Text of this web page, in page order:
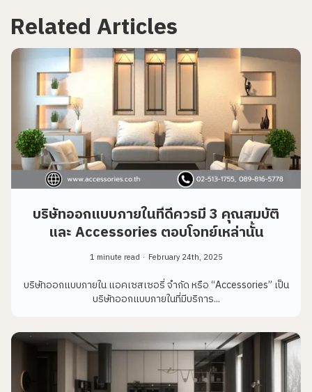
Related Articles
บริษัทออกแบบภายในที่ดีควรมี 3 คุณสมบัติ
และ Accessories ตอบโจทย์เหล่านั้น
1 minute read February 24th, 2025
บริษัทออกแบบภายใน แอคเซสเซอรี่ จำกัด หรือ “Accessories” เป็น
บริษัทออกแบบภายในที่มีบริการ...